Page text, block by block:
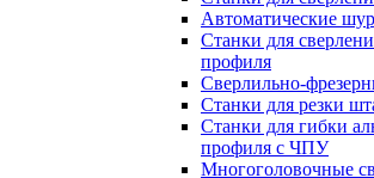
Автоматические
Станки для
профиля
Сверлильно-
Станки для резки
Станки для гибки
профиля с ЧПУ
Многоголовочные